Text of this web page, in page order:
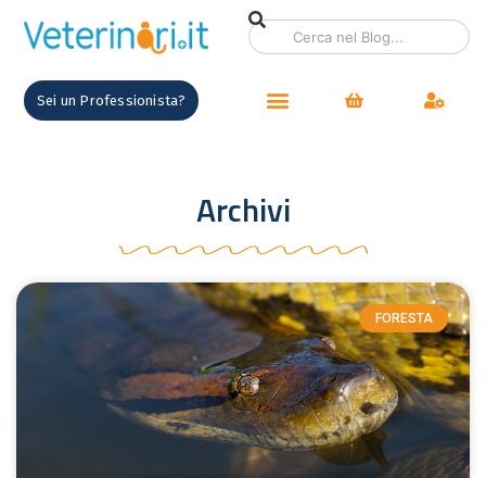
Sei un Professionista?
Archivi
FORESTA